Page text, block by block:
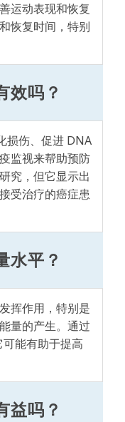
运动表现和恢复
恢复时间，特别
效吗？
损伤、促进 DNA
监视来帮助预防
究，但它显示出
受治疗的癌症患
水平？
挥作用，特别是
量的产生。通过
能有助于提高
益吗？